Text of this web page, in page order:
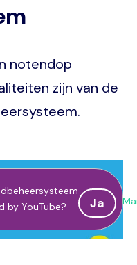
notendop
zijn van de
by YouTube? Ja